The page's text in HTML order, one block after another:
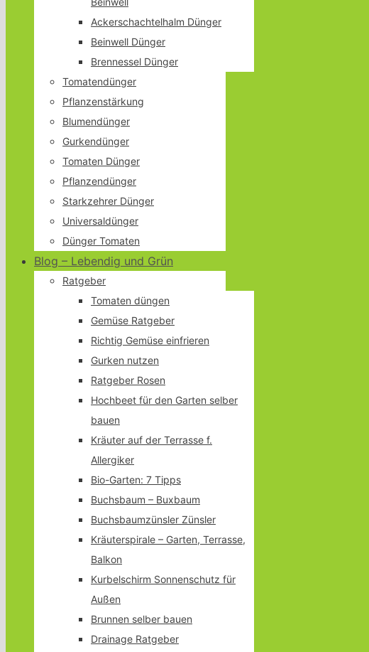
Ackerschachtelhalm Dünger
Beinwell Dünger
Brennessel Dünger
Tomatendünger
Pflanzenstärkung
Blumendünger
Gurkendünger
Tomaten Dünger
Pflanzendünger
Starkzehrer Dünger
Universaldünger
Dünger Tomaten
Blog – Lebendig und Grün
Ratgeber
Tomaten düngen
Gemüse Ratgeber
Richtig Gemüse einfrieren
Gurken nutzen
Ratgeber Rosen
Hochbeet für den Garten selber
bauen
Kräuter auf der Terrasse f.
Allergiker
Bio-Garten: 7 Tipps
Buchsbaum – Buxbaum
Buchsbaumzünsler Zünsler
Kräuterspirale – Garten, Terrasse,
Balkon
Kurbelschirm Sonnenschutz für
Außen
Brunnen selber bauen
Drainage Ratgeber